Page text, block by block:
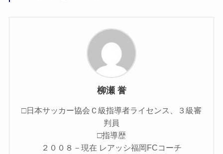
柳瀬 誉
□日本サッカー協会Ｃ級指導者ライセンス、３級審
判員
□指導歴
２００８－現在 レアッシ福岡FCコーチ